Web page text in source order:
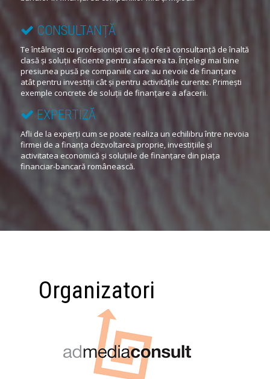
CONSULTANȚĂ
Te întâlnești cu profesioniști care iți oferă consultanță de înaltă
clasă și soluții eficiente pentru afacerea ta. Înțelegi mai bine
presiunea pusă pe companiile care au nevoie de finanțare
atât pentru investiții cât și pentru activitățile curente. Primești
exemple concrete de soluții de finanțare a afacerii.
EXPERTIZĂ
Afli de la experți cum se poate realiza un echilibru între nevoia
firmei de a finanța dezvoltarea proprie, investițiile și
activitatea economică și soluțiile de finanțare din piața
financiar-bancară românească.
Organizatori